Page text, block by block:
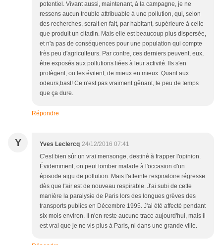
potentiel. Vivant aussi, maintenant, à la campagne, je ne
ressens aucun trouble attribuable à une pollution, qui, selon
des recherches, serait en fait, par habitant, supérieure à celle
que produit un citadin. Mais elle est beaucoup plus dispersée,
et n'a pas de conséquences pour une population qui compte
très peu d'agriculteurs. Par contre, ces derniers peuvent, eux,
être exposés aux pollutions liées à leur activité. Ils s'en
protègent, ou les évitent, de mieux en mieux. Quant aux
odeurs,bast! Ce n'est pas vraiment gênant, le peu de temps
que ça dure.
Répondre
Y Yves Leclercq 24/12/2016 07:41
C'est bien sûr un vrai mensonge, destiné à frapper l'opinion.
Évidemment, on peut tomber malade à l'occasion d'un
épisode aigu de pollution. Mais l'atteinte respiratoire régresse
dès que l'air est de nouveau respirable. J'ai subi de cette
manière la paralysie de Paris lors des longues grèves des
transports publics en Décembre 1995. J'ai été affecté pendant
six mois environ. Il n'en reste aucune trace aujourd'hui, mais il
est vrai que je ne vis plus à Paris, ni dans une grande ville.